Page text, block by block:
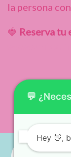
la persona
🍓 Reserva tu
💬
Hey 👋,